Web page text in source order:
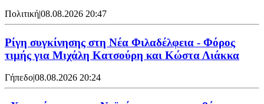
Πολιτική|08.08.2026 20:47
Ρίγη συγκίνησης στη Νέα Φιλαδέλφεια - Φόρος
τιμής για Μιχάλη Κατσούρη και Κώστα Λιάκκα
Γήπεδο|08.08.2026 20:24